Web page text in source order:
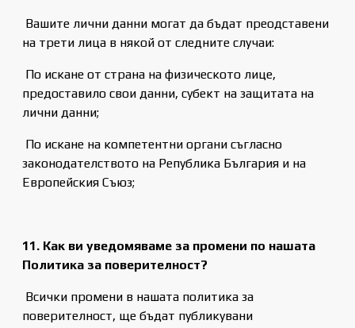
Вашите лични данни могат да бъдат преодставени
на трети лица в някой от следните случаи:
По искане от страна на физическото лице,
предоставило свои данни, субект на защитата на
лични данни;
По искане на компетентни органи съгласно
законодателството на Република България и на
Европейския Съюз;
11. Как ви уведомяваме за промени по нашата
Политика за поверителност?
Всички промени в нашата политика за
поверителност, ще бъдат публикувани